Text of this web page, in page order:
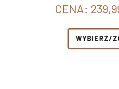
CENA:
WYBIERZ/